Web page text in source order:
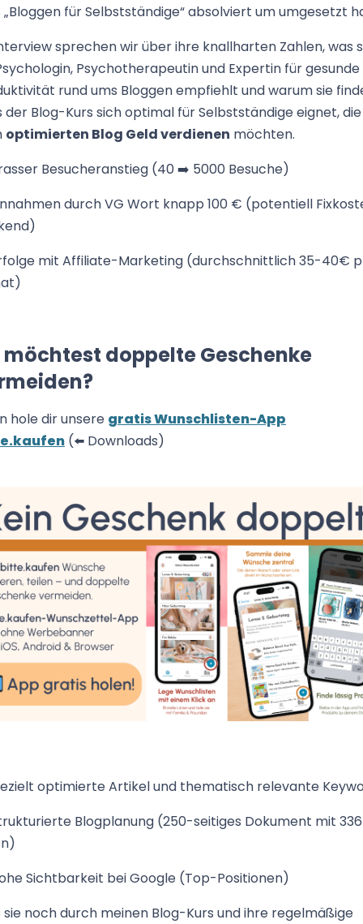
„Bloggen für Selbstständige“ absolviert um umgesetzt
sprechen wir über ihre knallharten Zahlen, was
Psychotherapeutin und Expertin für gesunde
rund ums Bloggen empfiehlt und warum sie
der Blog-Kurs sich optimal für Selbstständige eignet,
optimierten Blog Geld verdienen möchten.
Besucheranstieg (40 ➡️ 5000 Besuche)
durch VG Wort knapp 100 € (potentiell
mit Affiliate-Marketing (durchschnittlich 35-40€
möchtest doppelte Geschenke
hole dir unsere gratis Wunschlisten-App
(⬅️ Downloads)
optimierte Artikel und thematisch relevante
Blogplanung (250-seitiges Dokument mit 336
Sichtbarkeit bei Google (Top-Positionen)
sie noch durch meinen Blog-Kurs und ihre regelmäßige